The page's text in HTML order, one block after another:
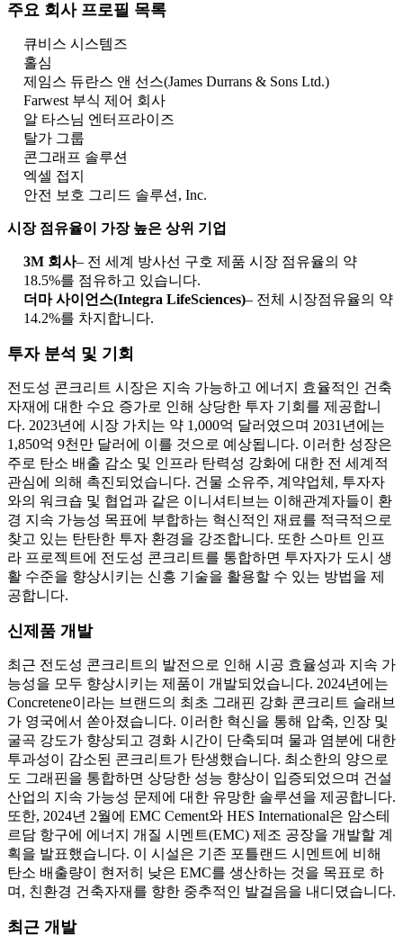
주요 회사 프로필 목록
큐비스 시스템즈
홀심
제임스 듀란스 앤 선스(James Durrans & Sons Ltd.)
Farwest 부식 제어 회사
알 타스님 엔터프라이즈
탈가 그룹
콘그래프 솔루션
엑셀 접지
안전 보호 그리드 솔루션, Inc.
시장 점유율이 가장 높은 상위 기업
3M 회사– 전 세계 방사선 구호 제품 시장 점유율의 약
18.5%를 점유하고 있습니다.
더마 사이언스(Integra LifeSciences)– 전체 시장점유율의 약
14.2%를 차지합니다.
투자 분석 및 기회
전도성 콘크리트 시장은 지속 가능하고 에너지 효율적인 건축
자재에 대한 수요 증가로 인해 상당한 투자 기회를 제공합니
다. 2023년에 시장 가치는 약 1,000억 달러였으며 2031년에는
1,850억 9천만 달러에 이를 것으로 예상됩니다. 이러한 성장은
주로 탄소 배출 감소 및 인프라 탄력성 강화에 대한 전 세계적
관심에 의해 촉진되었습니다. 건물 소유주, 계약업체, 투자자
와의 워크숍 및 협업과 같은 이니셔티브는 이해관계자들이 환
경 지속 가능성 목표에 부합하는 혁신적인 재료를 적극적으로
찾고 있는 탄탄한 투자 환경을 강조합니다. 또한 스마트 인프
라 프로젝트에 전도성 콘크리트를 통합하면 투자자가 도시 생
활 수준을 향상시키는 신흥 기술을 활용할 수 있는 방법을 제
공합니다.
신제품 개발
최근 전도성 콘크리트의 발전으로 인해 시공 효율성과 지속 가
능성을 모두 향상시키는 제품이 개발되었습니다. 2024년에는
Concretene이라는 브랜드의 최초 그래핀 강화 콘크리트 슬래브
가 영국에서 쏟아졌습니다. 이러한 혁신을 통해 압축, 인장 및
굴곡 강도가 향상되고 경화 시간이 단축되며 물과 염분에 대한
투과성이 감소된 콘크리트가 탄생했습니다. 최소한의 양으로
도 그래핀을 통합하면 상당한 성능 향상이 입증되었으며 건설
산업의 지속 가능성 문제에 대한 유망한 솔루션을 제공합니다.
또한, 2024년 2월에 EMC Cement와 HES International은 암스테
르담 항구에 에너지 개질 시멘트(EMC) 제조 공장을 개발할 계
획을 발표했습니다. 이 시설은 기존 포틀랜드 시멘트에 비해
탄소 배출량이 현저히 낮은 EMC를 생산하는 것을 목표로 하
며, 친환경 건축자재를 향한 중추적인 발걸음을 내디뎠습니다.
최근 개발